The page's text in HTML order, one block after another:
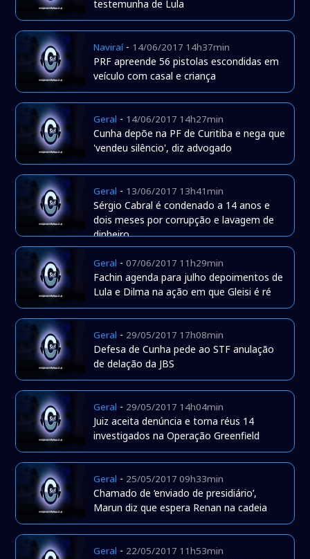
testemunha de Lula
Naviraí- 14/06/2017 14h37min
PRF apreende 56 pistolas escondidas em
veículo com casal e criança
Geral - 14/06/2017 14h27min
Cunha depõe na PF de Curitiba e nega que
'vendeu silêncio', diz advogado
Geral - 13/06/2017 13h41min
Sérgio Cabral é condenado a 14 anos e
dois meses por corrupção e lavagem de
dinheiro
Geral -07/06/2017 11h29min
Fachin agenda para julho depoimentos de
Lula e Dilma na ação em que Gleisi é ré
Geral - 29/05/2017 17h08min
Defesa de Cunha pede ao STF anulação
de delação da JBS
Geral - 29/05/2017 14h04min
Juiz aceita denúncia e torna réus 14
investigados na Operação Greenfield
Geral - 25/05/2017 09h33min
Chamado de ‘enviado de presidiário’,
Marun diz que espera Renan na cadeia
Geral - 22/05/2017 11h53min